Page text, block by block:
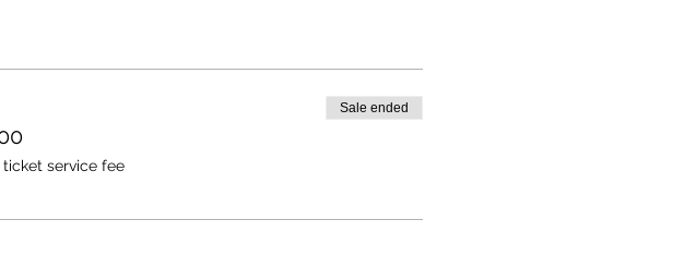
ticket service fee
Sale ended